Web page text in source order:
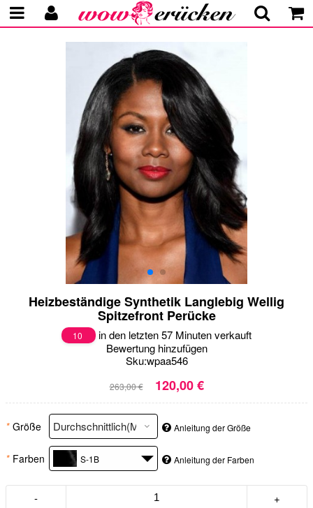
Heizbeständige Synthetik Langlebig Wellig
Spitzefront Perücke
10
in den letzten 57 Minuten verkauft
Bewertung hinzufügen
Sku:wpaa546
263,00 € 120,00 €
* Größe Anleitung der Größe
* Farben S-1B Anleitung der Farben
- +